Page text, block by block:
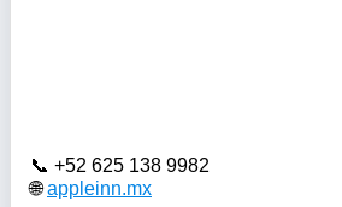
+52 625 138 9982
appleinn.mx